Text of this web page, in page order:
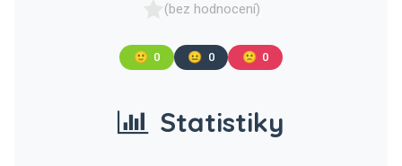
(bez hodnocení)
🙂 0 😐 0 🙁 0
Statistiky